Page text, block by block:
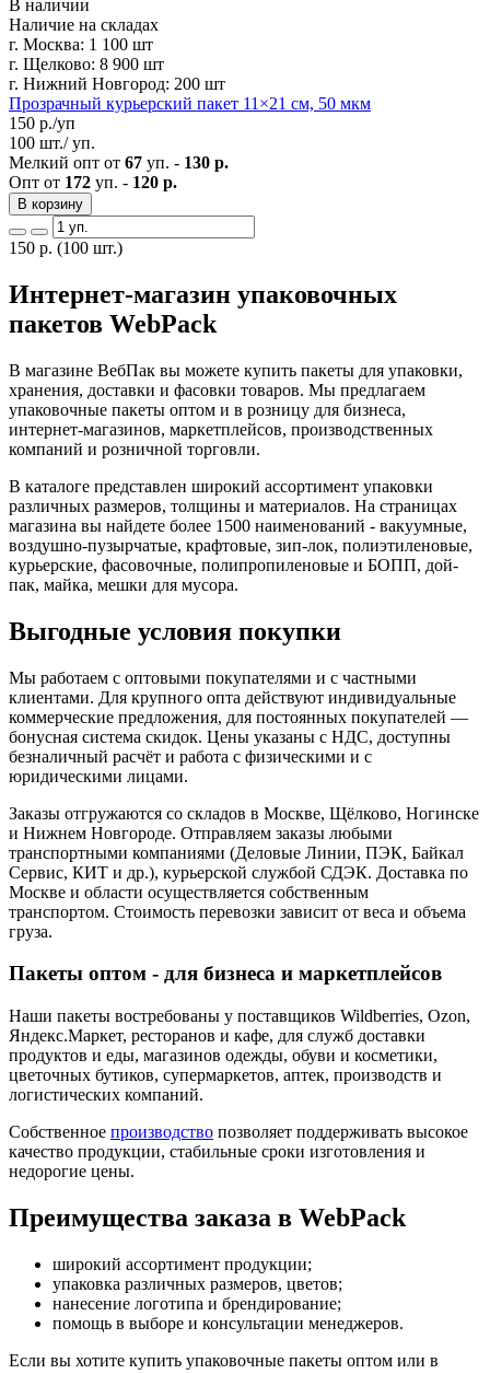
В наличии
Наличие на складах
г. Москва: 1 100 шт
г. Щелково: 8 900 шт
г. Нижний Новгород: 200 шт
Прозрачный курьерский пакет 11×21 см, 50 мкм
150 р./уп
100 шт./ уп.
Мелкий опт от 67 уп. - 130 р.
Опт от 172 уп. - 120 р.
В корзину
150 р. (100 шт.)
Интернет-магазин упаковочных
пакетов WebPack
В магазине ВебПак вы можете купить пакеты для упаковки,
хранения, доставки и фасовки товаров. Мы предлагаем
упаковочные пакеты оптом и в розницу для бизнеса,
интернет-магазинов, маркетплейсов, производственных
компаний и розничной торговли.
В каталоге представлен широкий ассортимент упаковки
различных размеров, толщины и материалов. На страницах
магазина вы найдете более 1500 наименований - вакуумные,
воздушно-пузырчатые, крафтовые, зип-лок, полиэтиленовые,
курьерские, фасовочные, полипропиленовые и БОПП, дой-
пак, майка, мешки для мусора.
Выгодные условия покупки
Мы работаем с оптовыми покупателями и с частными
клиентами. Для крупного опта действуют индивидуальные
коммерческие предложения, для постоянных покупателей —
бонусная система скидок. Цены указаны с НДС, доступны
безналичный расчёт и работа с физическими и с
юридическими лицами.
Заказы отгружаются со складов в Москве, Щёлково, Ногинске
и Нижнем Новгороде. Отправляем заказы любыми
транспортными компаниями (Деловые Линии, ПЭК, Байкал
Сервис, КИТ и др.), курьерской службой СДЭК. Доставка по
Москве и области осуществляется собственным
транспортом. Стоимость перевозки зависит от веса и объема
груза.
Пакеты оптом - для бизнеса и маркетплейсов
Наши пакеты востребованы у поставщиков Wildberries, Ozon,
Яндекс.Маркет, ресторанов и кафе, для служб доставки
продуктов и еды, магазинов одежды, обуви и косметики,
цветочных бутиков, супермаркетов, аптек, производств и
логистических компаний.
Собственное производство позволяет поддерживать высокое
качество продукции, стабильные сроки изготовления и
недорогие цены.
Преимущества заказа в WebPack
широкий ассортимент продукции;
упаковка различных размеров, цветов;
нанесение логотипа и брендирование;
помощь в выборе и консультации менеджеров.
Если вы хотите купить упаковочные пакеты оптом или в